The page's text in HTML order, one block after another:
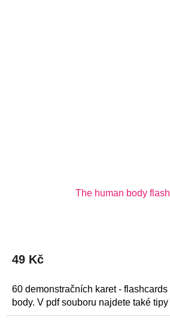
The human body
49 Kč
60 demonstračních karet -
body. V pdf souboru najdete také